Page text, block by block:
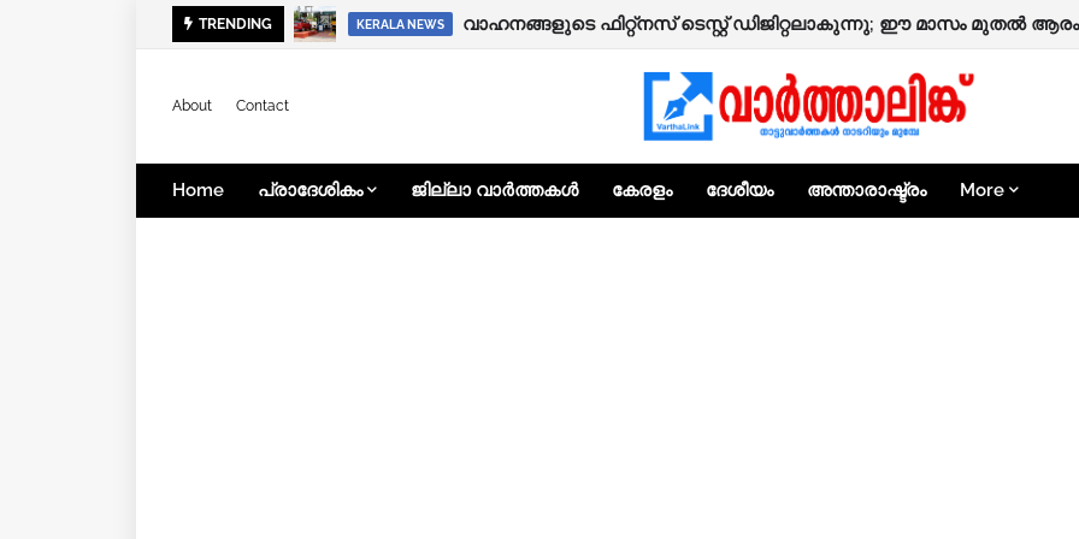
TRENDING KERALA NEWS വാഹനങ്ങളുടെ ഫിറ്റ്‌നസ് ടെസ്റ്റ് ഡിജിറ്റലാകുന്നു; ഈ മാസം മുതൽ
LOCAL NEWS താമരശ്ശേരിയിൽ വ്യാജ സ്വർണം പണയപ്പെടുത്തി പണം തട്ടാൻ ശ്രമം;
About Contact
Home പ്രാദേശികം ജില്ലാ വാർത്തകൾ കേരളം ദേശീയം അന്താരാഷ്ട്രം More